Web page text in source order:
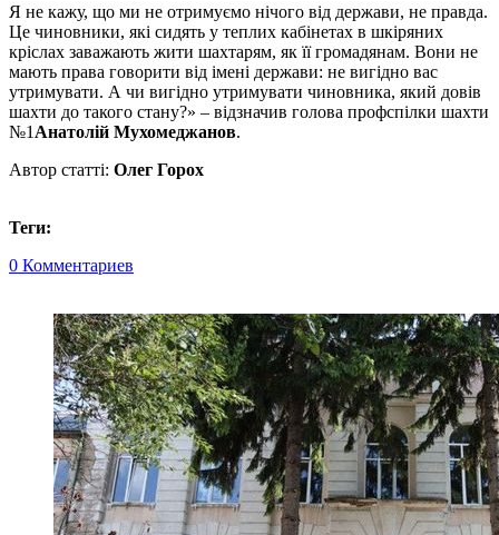
Я не кажу, що ми не отримуємо нічого від держави, не правда.
Це чиновники, які сидять у теплих кабінетах в шкіряних
кріслах заважають жити шахтарям, як її громадянам. Вони не
мають права говорити від імені держави: не вигідно вас
утримувати. А чи вигідно утримувати чиновника, який довів
шахти до такого стану?» – відзначив голова профспілки шахти
№1 Анатолій Мухомеджанов.
Автор статті: Олег Горох
Теги:
0 Комментариев